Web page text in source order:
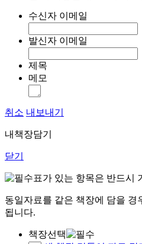
수신자 이메일
발신자 이메일
제목
메모
취소 내보내기
내책장담기
닫기
표가 있는 항목은 반드시
동일자료를 같은 책장에 담을 경
됩니다.
책장선택